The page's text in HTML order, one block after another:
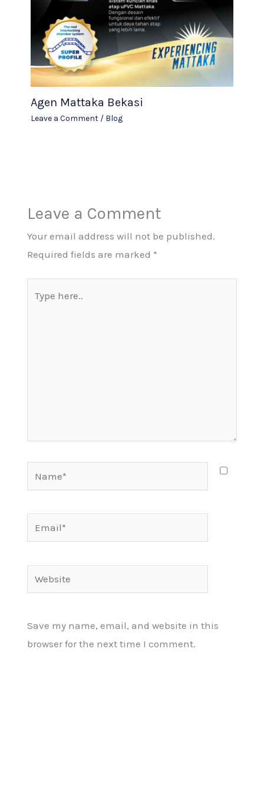
Agen Mattaka Bekasi
Leave a Comment / Blog
Leave a Comment
Your email address will not be published.
Required fields are marked *
here..
Email*
Website
Save my name, email, and website in this
browser for the next time I comment.